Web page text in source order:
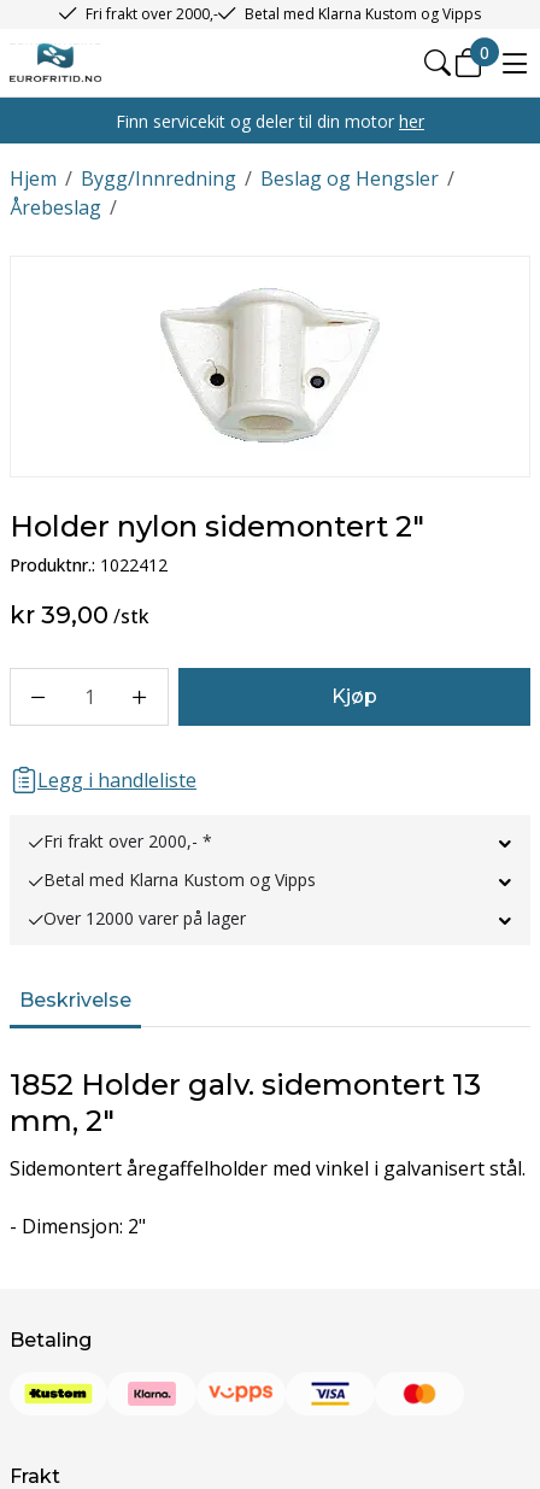
Fri frakt over 2000,- Betal med Klarna Kustom og Vipps
0
Finn servicekit og deler til din motor her
/
Hjem /
Bygg/Innredning /
Beslag og Hengsler
/
Årebeslag
Holder nylon sidemontert 2"
Produktnr.: 1022412
kr 39,00 /stk
1 Kjøp
Legg i handleliste
Fri frakt over 2000,- *
Betal med Klarna Kustom og Vipps
Over 12000 varer på lager
Beskrivelse
1852 Holder galv. sidemontert 13
mm, 2"
Sidemontert åregaffelholder med vinkel i galvanisert stål.
- Dimensjon: 2"
Betaling
Frakt